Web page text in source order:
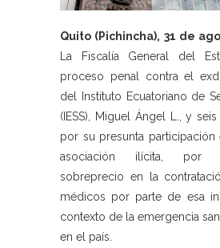
Quito (Pichincha), 31 de
La Fiscalía General del
proceso penal contra el
del Instituto Ecuatoriano de
(IESS), Miguel Ángel L., y
por su presunta
asociación ilícita, por
sobreprecio en la
médicos por parte de esa
contexto de la emergencia
en el país.